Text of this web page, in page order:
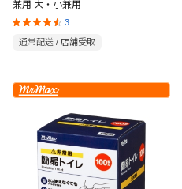
兼用 大・小兼用
3
通常配送 / 店舗受取